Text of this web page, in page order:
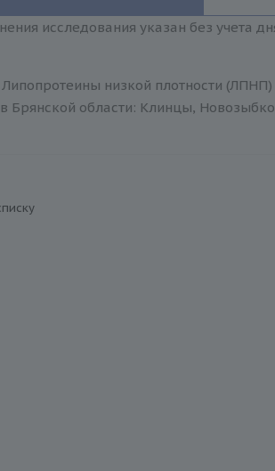
исследования указан без учета
низкой плотности
Брянской области: Клинцы,